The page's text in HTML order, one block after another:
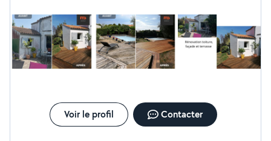
pose de sols, petits travaux électriques et de
plomberie, faïence, etc...) Que ce soit du petit
bricolage, de la rénovation ou du relooking, je prendrai
plaisir à vous satisfaire.i
Voir le profil Contacter